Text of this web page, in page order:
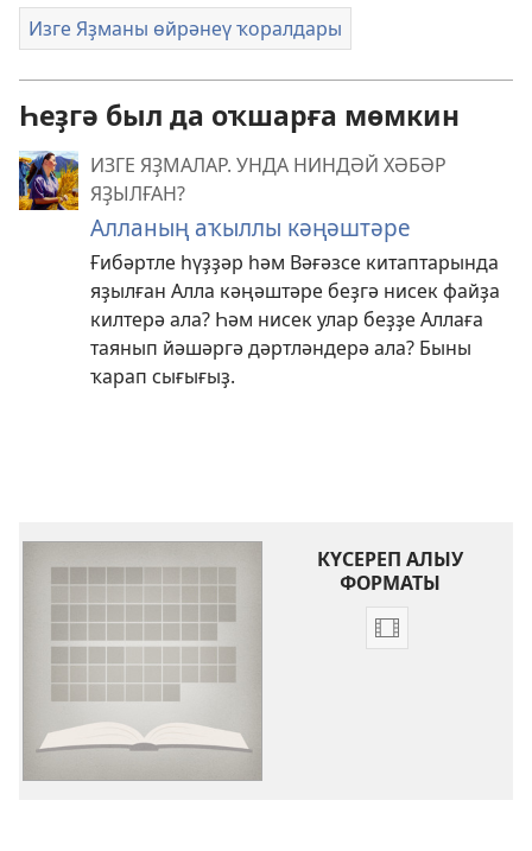
Изге Яҙманы өйрәнеү ҡоралдары
Һеҙгә был да оҡшарға мөмкин
ИЗГЕ ЯҘМАЛАР. УНДА НИНДӘЙ ХӘБӘР
ЯҘЫЛҒАН?
Алланың аҡыллы кәңәштәре
Ғибәртле һүҙҙәр һәм Вәғәзсе китаптарында
яҙылған Алла кәңәштәре беҙгә нисек файҙа
килтерә ала? Һәм нисек улар беҙҙе Аллаға
таянып йәшәргә дәртләндерә ала? Быны
ҡарап сығығыҙ.
КҮСЕРЕП АЛЫУ
ФОРМАТЫ